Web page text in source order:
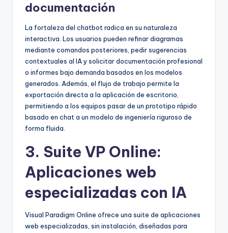
documentación
La fortaleza del chatbot radica en su naturaleza
interactiva. Los usuarios pueden refinar diagramas
mediante comandos posteriores, pedir sugerencias
contextuales al IA y solicitar documentación profesional
o informes bajo demanda basados en los modelos
generados. Además, el flujo de trabajo permite la
exportación directa a la aplicación de escritorio,
permitiendo a los equipos pasar de un prototipo rápido
basado en chat a un modelo de ingeniería riguroso de
forma fluida.
3. Suite VP Online:
Aplicaciones web
especializadas con IA
Visual Paradigm Online ofrece una suite de aplicaciones
web especializadas, sin instalación, diseñadas para